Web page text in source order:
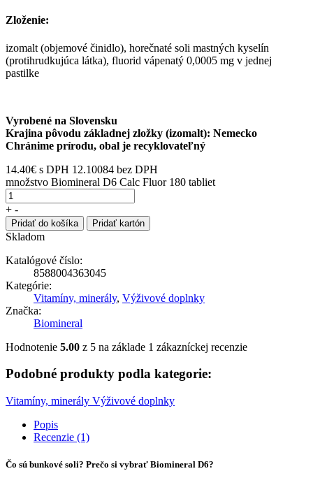
Zloženie:
izomalt (objemové činidlo), horečnaté soli mastných ky­selín
(protihrudkujúca látka), fluorid vápenatý 0,0005 mg v jednej
pastilke
Vyrobené na Slovensku
Krajina pôvodu základnej zložky (izomalt): Nemecko
Chránime prírodu, obal je recyklovateľný
14.40€ s DPH 12.10084 bez DPH
množstvo Biomineral D6 Calc Fluor 180 tabliet
+ -
Pridať do košíka Pridať kartón
Skladom
Katalógové číslo:
8588004363045
Kategórie:
Vitamíny, minerály, Výživové doplnky
Značka:
Biomineral
Hodnotenie 5.00 z 5 na základe 1 zákazníckej recenzie
Podobné produkty podla kategorie:
Vitamíny, minerály Výživové doplnky
Popis
Recenzie (1)
Čo sú bunkové soli? Prečo si vybrať Biomineral D6?